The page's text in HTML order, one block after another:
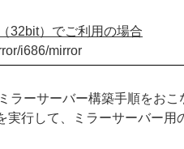
32bit）でご利用の場合
i686/mirror
ラーサーバー構築手順をお
実行して、ミラーサーバー